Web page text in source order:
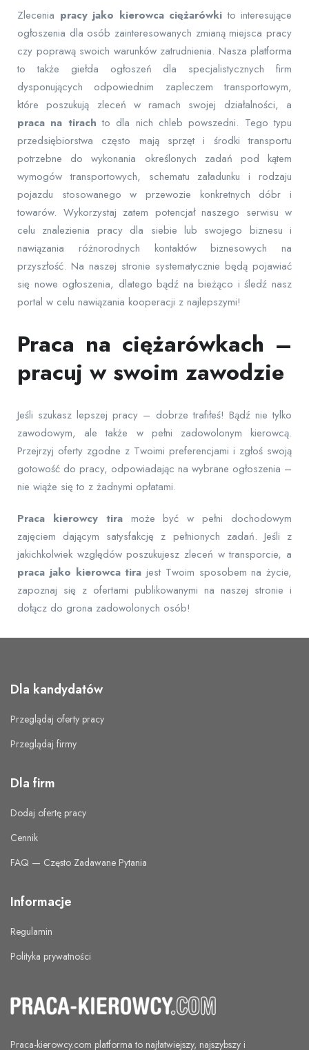
Zlecenia pracy jako kierowca ciężarówkito interesujące
ogłoszenia dla osób zainteresowanych zmianą miejsca pracy
czy poprawą swoich warunków zatrudnienia. Nasza platforma
to także giełda ogłoszeń dla specjalistycznych firm
dysponujących odpowiednim zapleczem transportowym,
które poszukują zleceń w ramach swojej działalności, a
praca na tirach to dla nich chleb powszedni. Tego typu
przedsiębiorstwa często mają sprzęt i środki transportu
potrzebne do wykonania określonych zadań pod kątem
wymogów transportowych, schematu załadunku i rodzaju
pojazdu stosowanego w przewozie konkretnych dóbr i
towarów. Wykorzystaj zatem potencjał naszego serwisu w
celu znalezienia pracy dla siebie lub swojego biznesu i
nawiązania różnorodnych kontaktów biznesowych na
przyszłość. Na naszej stronie systematycznie będą pojawiać
się nowe ogłoszenia, dlatego bądź na bieżąco i śledź nasz
portal w celu nawiązania kooperacji z najlepszymi!
Praca na ciężarówkach –
pracuj w swoim zawodzie
Jeśli szukasz lepszej pracy – dobrze trafiłeś! Bądź nie tylko
zawodowym, ale także w pełni zadowolonym kierowcą.
Przejrzyj oferty zgodne z Twoimi preferencjami i zgłoś swoją
gotowość do pracy, odpowiadając na wybrane ogłoszenia –
nie wiąże się to z żadnymi opłatami.
Praca kierowcy tira może być w pełni dochodowym
zajęciem dającym satysfakcję z pełnionych zadań. Jeśli z
jakichkolwiek względów poszukujesz zleceń w transporcie, a
praca jako kierowca tira jest Twoim sposobem na życie,
zapoznaj się z ofertami publikowanymi na naszej stronie i
dołącz do grona zadowolonych osób!
Dla kandydatów
Przeglądaj oferty pracy
Przeglądaj firmy
Dla firm
Dodaj ofertę pracy
Cennik
FAQ — Często Zadawane Pytania
Informacje
Regulamin
Polityka prywatności
Praca-kierowcy.com platforma to najłatwiejszy, najszybszy i